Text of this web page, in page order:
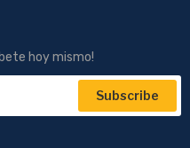
hoy mismo!
Subscribe